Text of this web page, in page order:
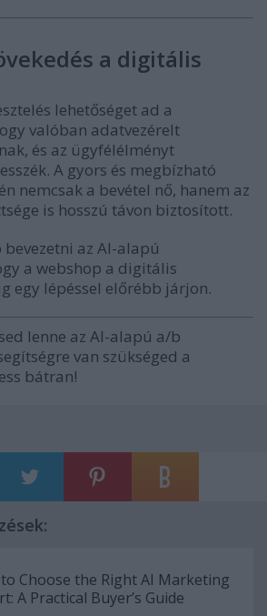
a digitális
lehetőséget ad a
valóban adatvezérelt
és az ügyfélélményt
A gyors és megbízható
nemcsak a bevétel nő, hanem az
is hosszú távon biztosított.
az AI-alapú
a webshop a digitális
egy lépéssel előrébb járjon.
lenne az AI-alapú a/b
van szükséged a
bátran!
Choose the Right AI Marketing
A Practical Buyer’s Guide